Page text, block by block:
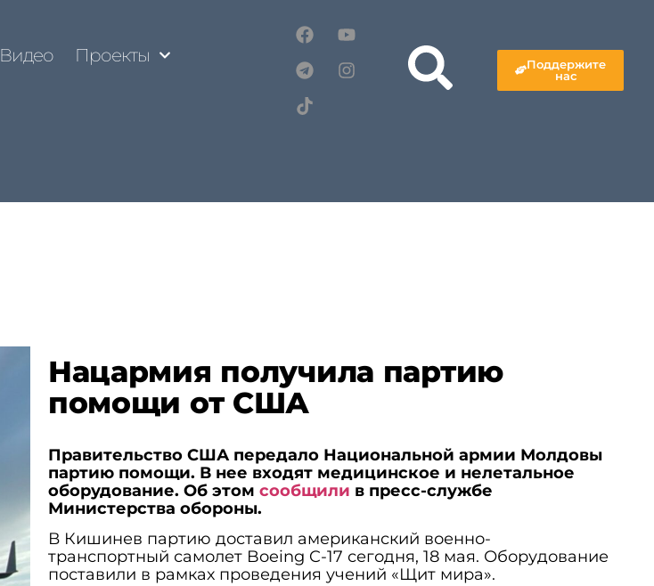
Видео Проекты
Поддержите
нас
Нацармия получила партию
помощи от США
Правительство США передало Национальной армии Молдовы
партию помощи. В нее входят медицинское и нелетальное
оборудование. Об этом сообщили в пресс-службе
Министерства обороны.
В Кишинев партию доставил американский военно-
транспортный самолет Boeing C-17 сегодня, 18 мая. Оборудование
поставили в рамках проведения учений «Щит мира».